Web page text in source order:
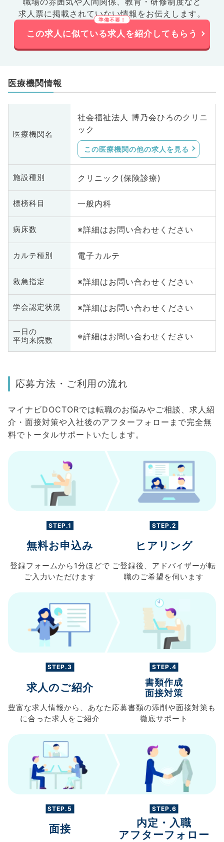
求人票に掲載されていない情報をお伝えします。
この求人に似ている求人を紹介してもらう
医療機関情報
医療機関名
社会福祉法人 博乃会ひろのクリニ
ック
この医療機関の他の求人を見る
施設種別 クリニック(保険診療)
標榜科目 一般内科
病床数 ※詳細はお問い合わせください
カルテ種別 電子カルテ
救急指定 ※詳細はお問い合わせください
学会認定状況 ※詳細はお問い合わせください
一日の
平均来院数
※詳細はお問い合わせください
応募方法・ご利用の流れ
マイナビDOCTORでは転職のお悩みやご相談、求人紹
介・面接対策や入社後のアフターフォローまで完全無
料でトータルサポートいたします。
STEP.1
無料お申込み
登録フォームから 1分ほどで
ご入力 いただけます
STEP.2
ヒアリング
ご登録後、 アドバイザーが転
職のご希望を伺います
STEP.3
求人のご紹介
豊富な求人情報から、 あなた
に合った求人を ご紹介
STEP.4
書類作成
面接対策
応募書類の添削や面接対策も
徹底サポート
STEP.5
面接
STEP.6
内定・入職
アフターフォロー